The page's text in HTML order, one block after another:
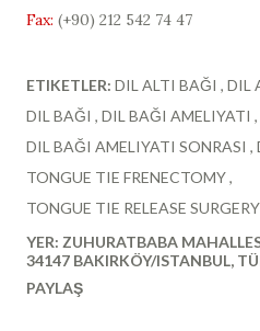
Fax: (+90) 212 542 74 47
ETIKETLER: DIL ALTI BAĞI
DIL
DIL BAĞI
DIL BAĞI AMELIYATI
DIL BAĞI AMELIYATI SONRASI
TONGUE TIE FRENECTOMY
TONGUE TIE RELEASE SURGERY
YER: ZUHURATBABA
34147 BAKIRKÖY/ISTANBUL,
PAYLAŞ